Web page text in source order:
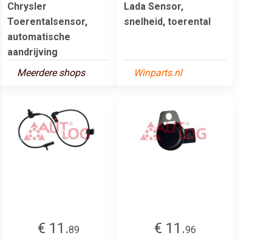
Chrysler
Toerentalsensor,
automatische
aandrijving
Meerdere shops
Lada Sensor,
snelheid, toerental
Winparts.nl
€ 11.89
€ 11.96